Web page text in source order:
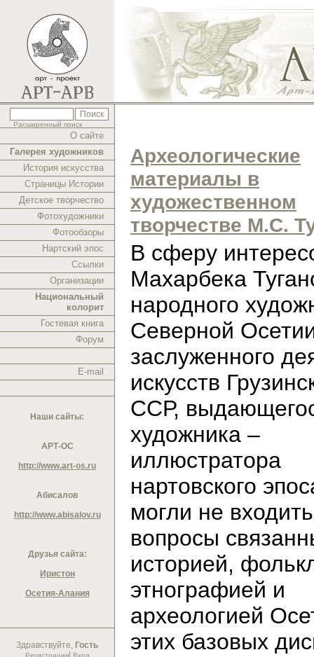
Расширенный поиск
О сайте
Галерея художников
История искусства
Страницы Истории
Детское творчество
Фотохудожники
Фотообзоры
Нартский эпос
Ссылки
Организации
Национальный
колорит
Гостевая книга
Форум
E-mail
Наши сайты:
АРТ-ОС
http://www.art-os.ru
Абисалов
http://www.abisalov.ru
Друзья сайта:
Иристон
Осетия-Алания
Здравствуйте, Гость
Регистрация| Вход
Археологические
материалы в
художественном
творчестве М.С.
В cферу
Махарбека
народного
Северной
заслуженного
искусств
ССР,
художника –
иллюстратора
нартовского
могли не входить
вопросы
историей,
этнографией и
археологией
этих базовых